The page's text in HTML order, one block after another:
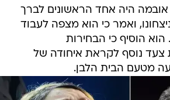
היה אחד הראשונים לברך
ואמר כי הוא מצפה לעבוד
הוסיף כי הבחירות
צעד נוסף לקראת איחודה של
מטעם הבית הלבן.